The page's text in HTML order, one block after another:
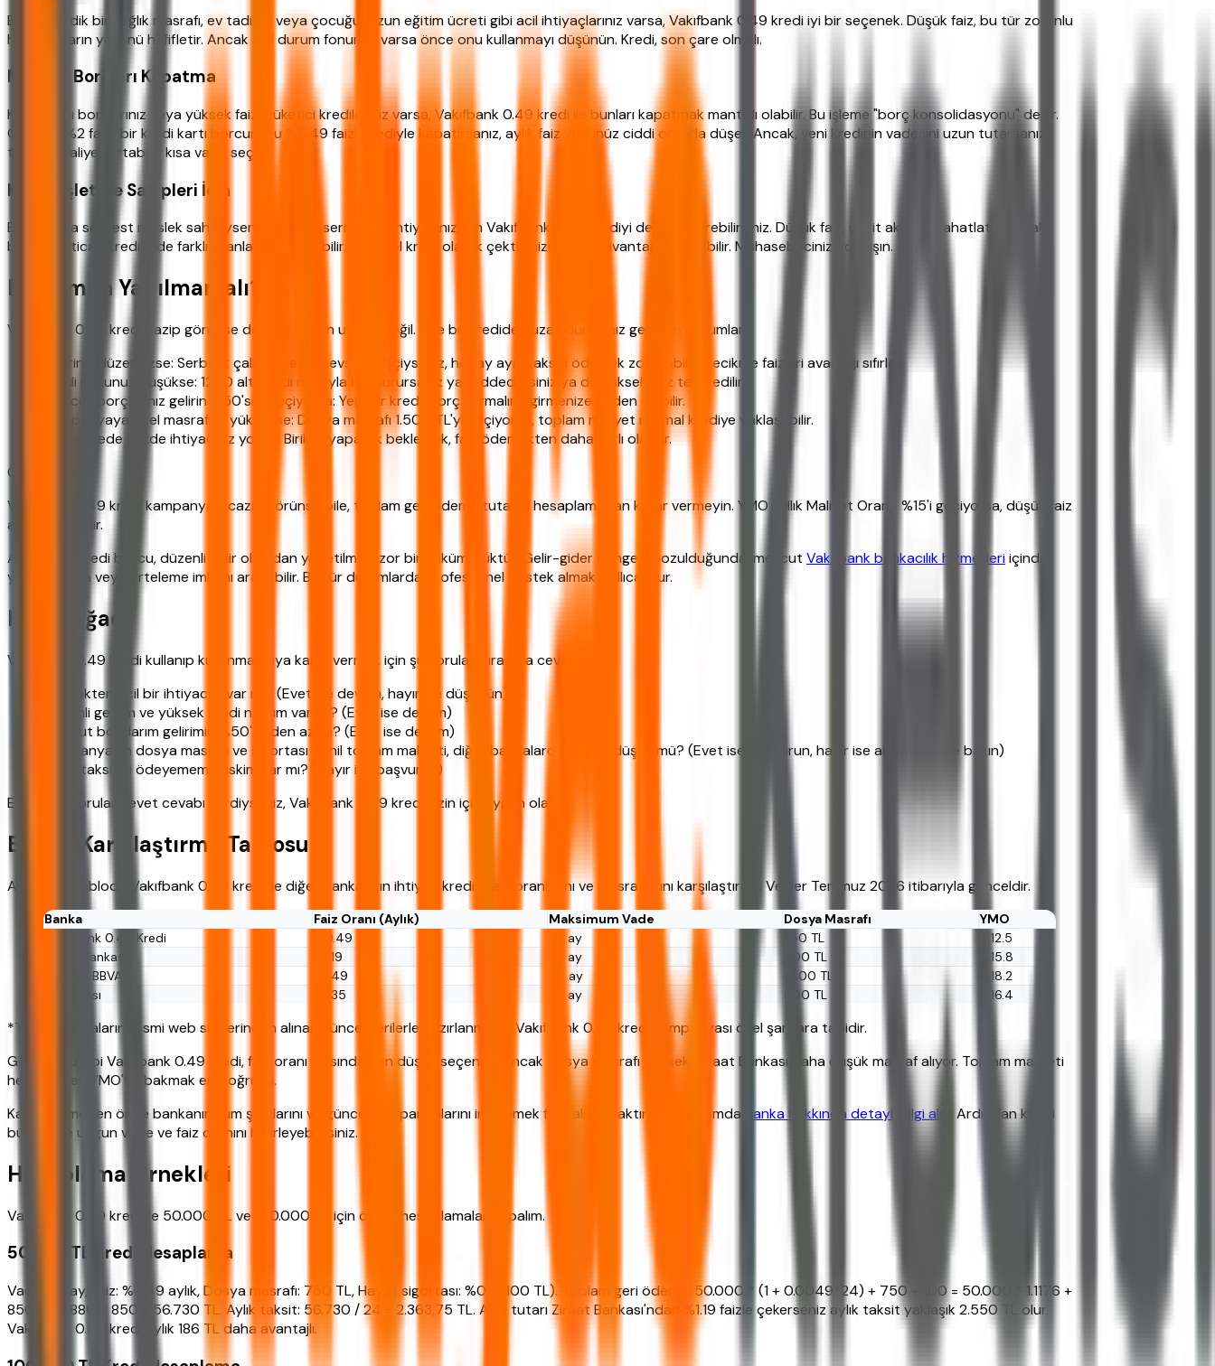
Beklenmedik bir sağlık masrafı, ev tadilatı veya çocuğunuzun eğitim ücreti gibi acil ihtiyaçlarınız varsa, Vakıfbank 0.49 kredi iyi bir seçenek. Düşük faiz, bu tür zorunlu
harcamaların yükünü hafifletir. Ancak acil durum fonunuz varsa önce onu kullanmayı düşünün. Kredi, son çare olmalı.
Mevcut Borçları Kapatma
Kredi kartı borçlarınız veya yüksek faizli tüketici kredileriniz varsa, Vakıfbank 0.49 kredi ile bunları kapatmak mantıklı olabilir. Bu işleme "borç konsolidasyonu" denir.
Örneğin, %2 faizli bir kredi kartı borcunuzu %0.49 faizli krediyle kapatırsanız, aylık faiz yükünüz ciddi oranda düşer. Ancak, yeni kredinin vadesini uzun tutarsanız
toplam maliyet artabilir; kısa vade seçin.
Küçük İşletme Sahipleri İçin
Esnaf veya serbest meslek sahibiyseniz, işletme sermayesi ihtiyacınız için Vakıfbank 0.49 krediyi değerlendirebilirsiniz. Düşük faiz, nakit akışınızı rahatlatır. Ancak
bankalar, ticari kredilerde farklı oranlar uygulayabilir; bireysel kredi olarak çektiğinizde vergi avantajı olmayabilir. Muhasebecinize danışın.
Ne Zaman Yapılmamalı?
Vakıfbank 0.49 kredi cazip görünse de, herkes için uygun değil. İşte bu krediden uzak durmanız gereken durumlar:
Geliriniz düzensizse: Serbest çalışan veya mevsimlik işçiyseniz, her ay aynı taksiti ödemek zor olabilir. Gecikme faizleri avantajı sıfırlar.
Kredi notunuz düşükse: 1200 altı kredi notuyla başvurursanız ya reddedilirsiniz ya da yüksek faiz teklif edilir.
Mevcut borçlarınız gelirin %50'sini geçiyorsa: Yeni bir kredi, borç sarmalına girmenize neden olabilir.
Kampanyaya özel masraflar yüksekse: Dosya masrafı 1.500 TL'yi geçiyorsa, toplam maliyet normal krediye yaklaşabilir.
Kısa vadede nakde ihtiyacınız yoksa: Birikim yaparak beklemek, faiz ödemekten daha karlı olabilir.
Önemli Uyarı:
Vakıfbank 0.49 kredi kampanyası cazip görünse bile, toplam geri ödeme tutarını hesaplamadan karar vermeyin. YMO (Yıllık Maliyet Oranı) %15'i geçiyorsa, düşük faiz
aldatıcı olabilir.
Ancak her kredi borcu, düzenli gelir olmadan yönetilmesi zor bir yükümlülüktür. Gelir-gider dengesi bozulduğunda, mevcut Vakıfbank bankacılık hizmetleriiçinde
yapılandırma veya erteleme imkanı aranabilir. Bu tür durumlarda profesyonel destek almak akıllıca olur.
Karar Ağacı
Vakıfbank 0.49 kredi kullanıp kullanmamaya karar vermek için şu soruları sırasıyla cevaplayın:
Gerçekten acil bir ihtiyacım var mı? (Evet ise devam, hayır ise düşünün)
Düzenli gelirim ve yüksek kredi notum var mı? (Evet ise devam)
Mevcut borçlarım gelirimin %50'sinden az mı? (Evet ise devam)
Kampanyanın dosya masrafı ve sigortası dahil toplam maliyeti, diğer bankalardan daha düşük mü? (Evet ise başvurun, hayır ise alternatiflere bakın)
Kredi taksitini ödeyememe riskim var mı? (Hayır ise başvurun)
Eğer tüm sorulara evet cevabı verdiyseniz, Vakıfbank 0.49 kredi sizin için uygun olabilir.
Banka Karşılaştırma Tablosu
Aşağıdaki tabloda Vakıfbank 0.49 kredi ile diğer bankaların ihtiyaç kredisi faiz oranlarını ve masraflarını karşılaştırdık. Veriler Temmuz 2026 itibarıyla günceldir.
Banka Faiz Oranı (Aylık) Maksimum Vade Dosya Masrafı
YMO
Vakıfbank 0.49 Kredi
%0.49 36 ay 750 TL
%12.5
Ziraat Bankası
%1.19 36 ay 500 TL
%15.8
Garanti BBVA
%1.49 24 ay 1.000 TL
%18.2
İş Bankası
%1.35 36 ay 600 TL %16.4
*Tablo, bankaların resmi web sitelerinden alınan güncel verilerle hazırlanmıştır. Vakıfbank 0.49 kredi kampanyası özel şartlara tabidir.
Görüldüğü gibi Vakıfbank 0.49 kredi, faiz oranı açısından en düşük seçenek. Ancak dosya masrafı yüksek; Ziraat Bankası daha düşük masraf alıyor. Toplam maliyeti
hesaplarken YMO'ya bakmak en doğrusu.
Karar vermeden önce bankanın tüm şartlarını ve güncel kampanyalarını incelemek faydalı olacaktır. Bu kapsamda
Banka hakkında detaylı bilgi alın
. Ardından kendi
bütçenize uygun vade ve faiz oranını belirleyebilirsiniz.
Hesaplama Örnekleri
Vakıfbank 0.49 kredi ile 50.000 TL ve 100.000 TL için örnek hesaplamalar yapalım.
50.000 TL Kredi Hesaplama
Vade: 24 ay, Faiz: %0.49 aylık, Dosya masrafı: 750 TL, Hayat sigortası: %0.2 (100 TL). Toplam geri ödeme: 50.000 * (1 + 0.0049*24) + 750 + 100 = 50.000 * 1.1176 +
850 = 55.880 + 850 = 56.730 TL. Aylık taksit: 56.730 / 24 = 2.363,75 TL. Aynı tutarı Ziraat Bankası'ndan %1.19 faizle çekerseniz aylık taksit yaklaşık 2.550 TL olur.
Vakıfbank 0.49 kredi aylık 186 TL daha avantajlı.